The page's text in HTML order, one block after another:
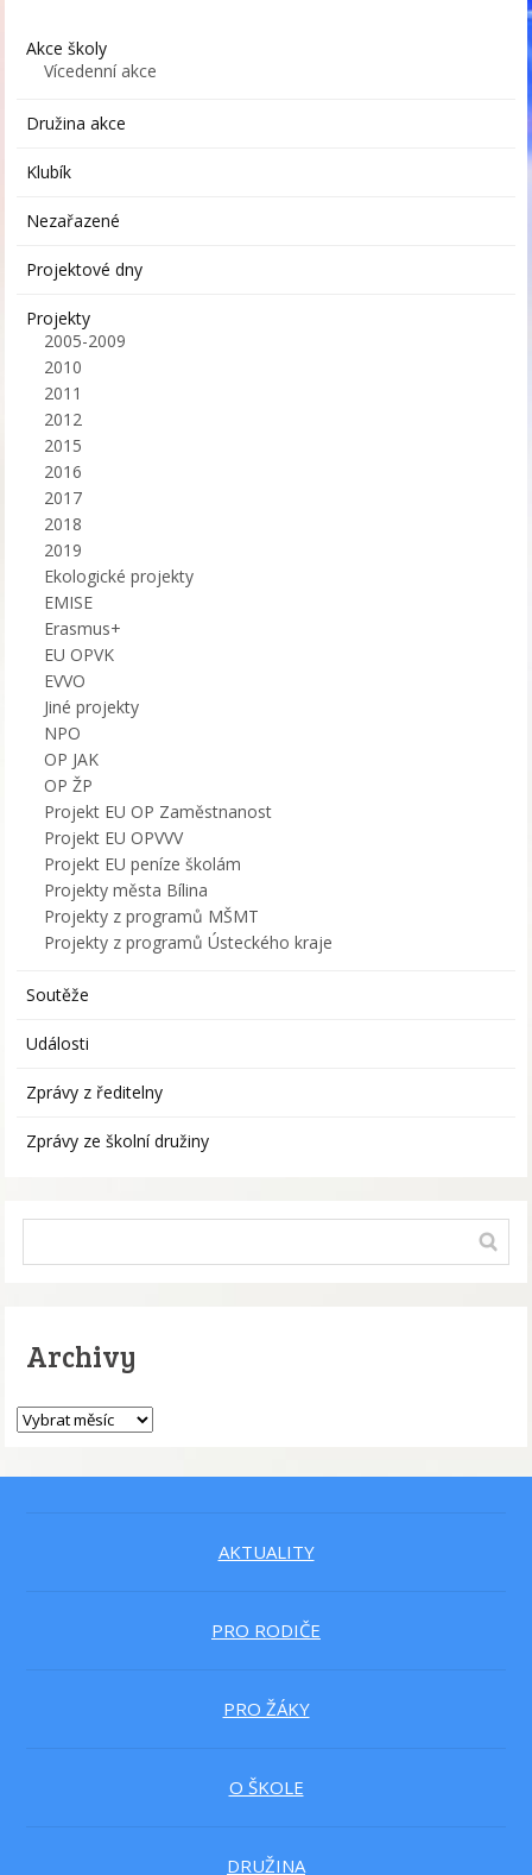
Akce školy
Vícedenní akce
Družina akce
Klubík
Nezařazené
Projektové dny
Projekty
2005-2009
2010
2011
2012
2015
2016
2017
2018
2019
Ekologické projekty
EMISE
Erasmus+
EU OPVK
EVVO
Jiné projekty
NPO
OP JAK
OP ŽP
Projekt EU OP Zaměstnanost
Projekt EU OPVVV
Projekt EU peníze školám
Projekty města Bílina
Projekty z programů MŠMT
Projekty z programů Ústeckého kraje
Soutěže
Události
Zprávy z ředitelny
Zprávy ze školní družiny
Archivy
AKTUALITY
PRO RODIČE
PRO ŽÁKY
O ŠKOLE
DRUŽINA